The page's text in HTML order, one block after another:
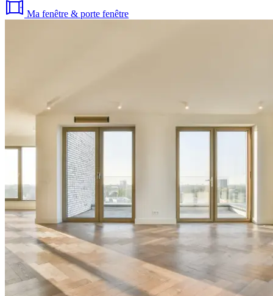
Ma fenêtre & porte fenêtre